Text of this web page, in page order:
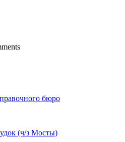
бюро
(ч/з Мосты)